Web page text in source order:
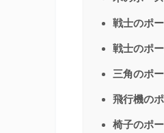
戦士のポ
戦士のポ
三角のポ
飛行機の
椅子のポ